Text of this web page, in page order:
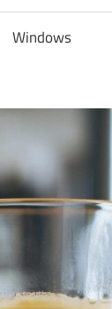
Windows